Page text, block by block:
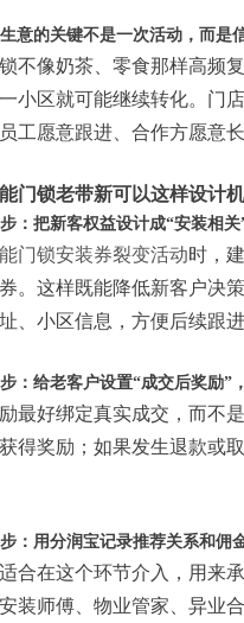
意的关键不是一次活动，而是
不像奶茶、零食那样高频
小区就可能继续转化。门
工愿意跟进、合作方愿意长
门锁老带新可以这样设计
：把新客权益设计成“安装相
门锁安装券裂变活动时，
。这样既能降低新客户决
、小区信息，方便后续跟进
：给老客户设置“成交后奖励”
最好绑定真实成交，而不
得奖励；如果发生退款或
：用分润宝记录推荐关系和佣
合在这个环节介入，用来
装师傅、物业管家、异业